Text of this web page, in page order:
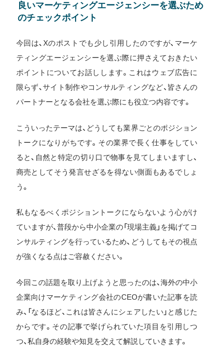
良いマーケティングエージェンシーを選ぶため
のチェックポイント
今回は、Xのポストでも少し引用したのですが、マーケ
ティングエージェンシーを選ぶ際に押さえておきたい
ポイントについてお話しします。これはウェブ広告に
限らず、サイト制作やコンサルティングなど、皆さんの
パートナーとなる会社を選ぶ際にも役立つ内容です。
こういったテーマは、どうしても業界ごとのポジション
トークになりがちです。その業界で長く仕事をしてい
ると、自然と特定の切り口で物事を見てしまいますし、
商売としてそう発言せざるを得ない側面もあるでしょ
う。
私もなるべくポジショントークにならないよう心がけ
ていますが、普段から中小企業の「現場主義」を掲げてコ
ンサルティングを行っているため、どうしてもその視点
が強くなる点はご容赦ください。
今回この話題を取り上げようと思ったのは、海外の中小
企業向けマーケティング会社のCEOが書いた記事を読
み、「なるほど、これは皆さんにシェアしたい」と感じた
からです。その記事で挙げられていた項目を引用しつ
つ、私自身の経験や知見を交えて解説していきます。